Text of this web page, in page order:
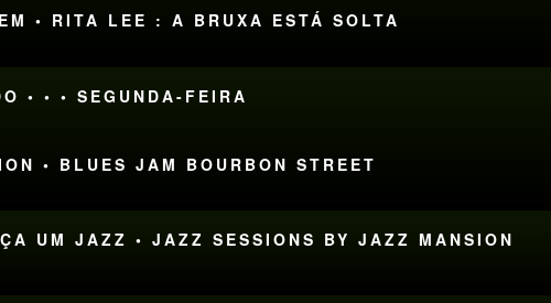
• RITA LEE : A BRUXA ESTÁ SOLTA
• • • SEGUNDA-FEIRA
• BLUES JAM BOURBON STREET
UM JAZZ • JAZZ SESSIONS BY JAZZ MANSION